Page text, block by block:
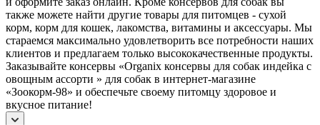
также можете найти другие товары для питомцев - сухой
корм, корм для кошек, лакомства, витамины и аксессуары. Мы
стараемся максимально удовлетворить все потребности наших
клиентов и предлагаем только высококачественные продукты.
Заказывайте консервы «Organix консервы для собак индейка с
овощным ассорти » для собак в интернет-магазине
«Зоокорм-98» и обеспечьте своему питомцу здоровое и
вкусное питание!